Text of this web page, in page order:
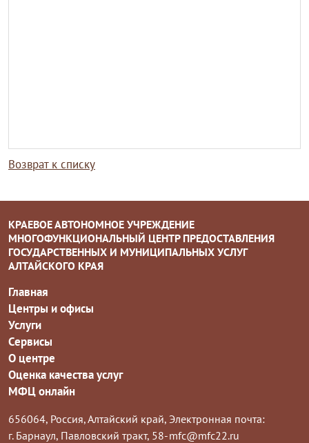
Возврат к списку
КРАЕВОЕ АВТОНОМНОЕ УЧРЕЖДЕНИЕ
МНОГОФУНКЦИОНАЛЬНЫЙ ЦЕНТР ПРЕДОСТАВЛЕНИЯ
ГОСУДАРСТВЕННЫХ И МУНИЦИПАЛЬНЫХ УСЛУГ
АЛТАЙСКОГО КРАЯ
Главная
Центры и офисы
Услуги
Сервисы
О центре
Оценка качества услуг
МФЦ онлайн
656064, Россия, Алтайский край,
г. Барнаул, Павловский тракт, 58-
Электронная почта:
mfc@mfc22.ru